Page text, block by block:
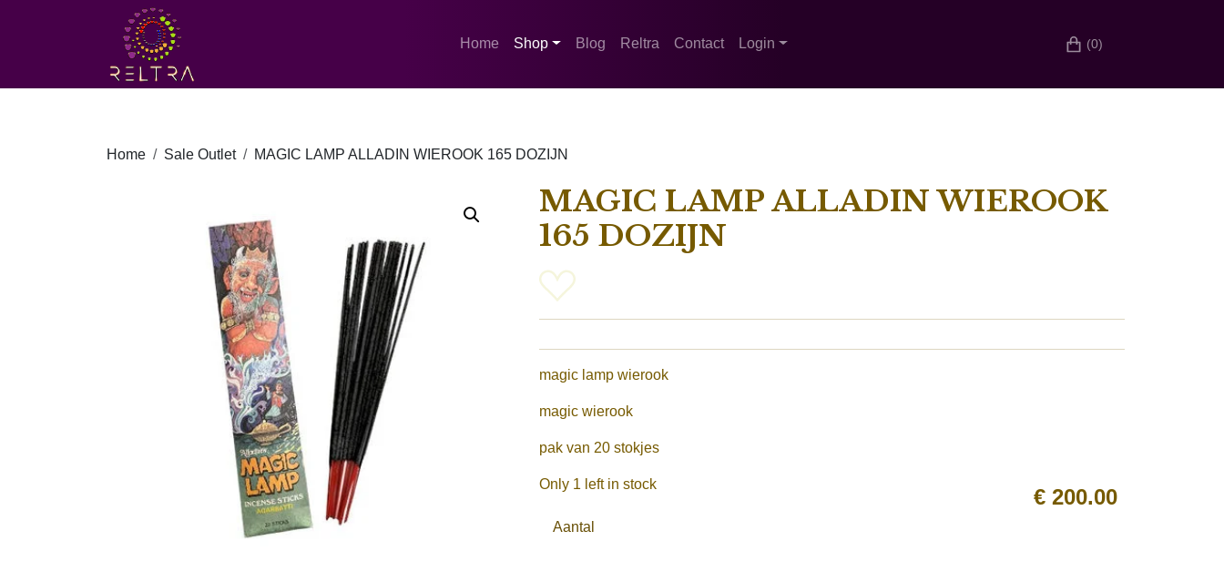
(0)
Home Shop Blog Reltra Contact Login
Home Sale Outlet MAGIC LAMP ALLADIN WIEROOK 165 DOZIJN
MAGIC LAMP ALLADIN WIEROOK
165 DOZIJN
magic lamp wierook
magic wierook
pak van 20 stokjes
€ 200.00
Only 1 left in stock
Aantal